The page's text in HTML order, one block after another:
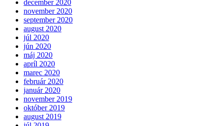
december 2020
november 2020
september 2020
august 2020
júl 2020
jún 2020
máj 2020
apríl 2020
marec 2020
február 2020
január 2020
november 2019
október 2019
august 2019